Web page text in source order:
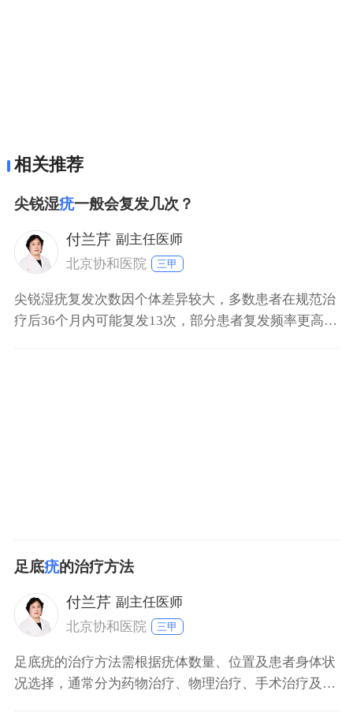
相关推荐
尖锐湿疣一般会复发几次？
付兰芹 副主任医师
北京协和医院
三甲
尖锐湿疣复发次数因个体差异较大，多数患者在规范治
疗后36个月内可能复发13次，部分患者复发频率更高或
足底疣的治疗方法
付兰芹 副主任医师
北京协和医院
三甲
足底疣的治疗方法需根据疣体数量、位置及患者身体状
况选择，通常分为药物治疗、物理治疗、手术治疗及免